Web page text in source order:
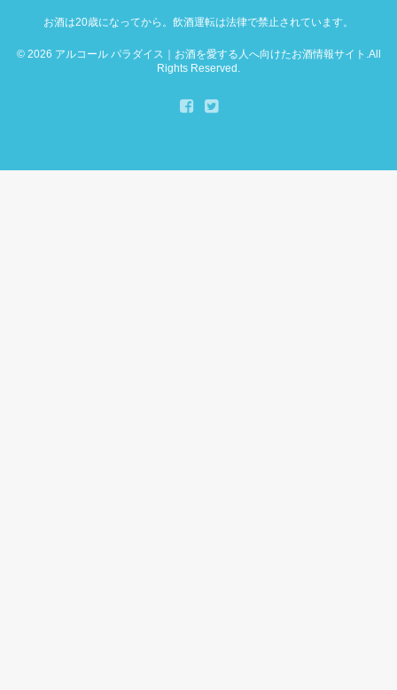
お酒は20歳になってから。飲酒運転は法律で禁止されています。
© 2026 アルコール パラダイス｜お酒を愛する人へ向けたお酒情報サイト .All
Rights Reserved.